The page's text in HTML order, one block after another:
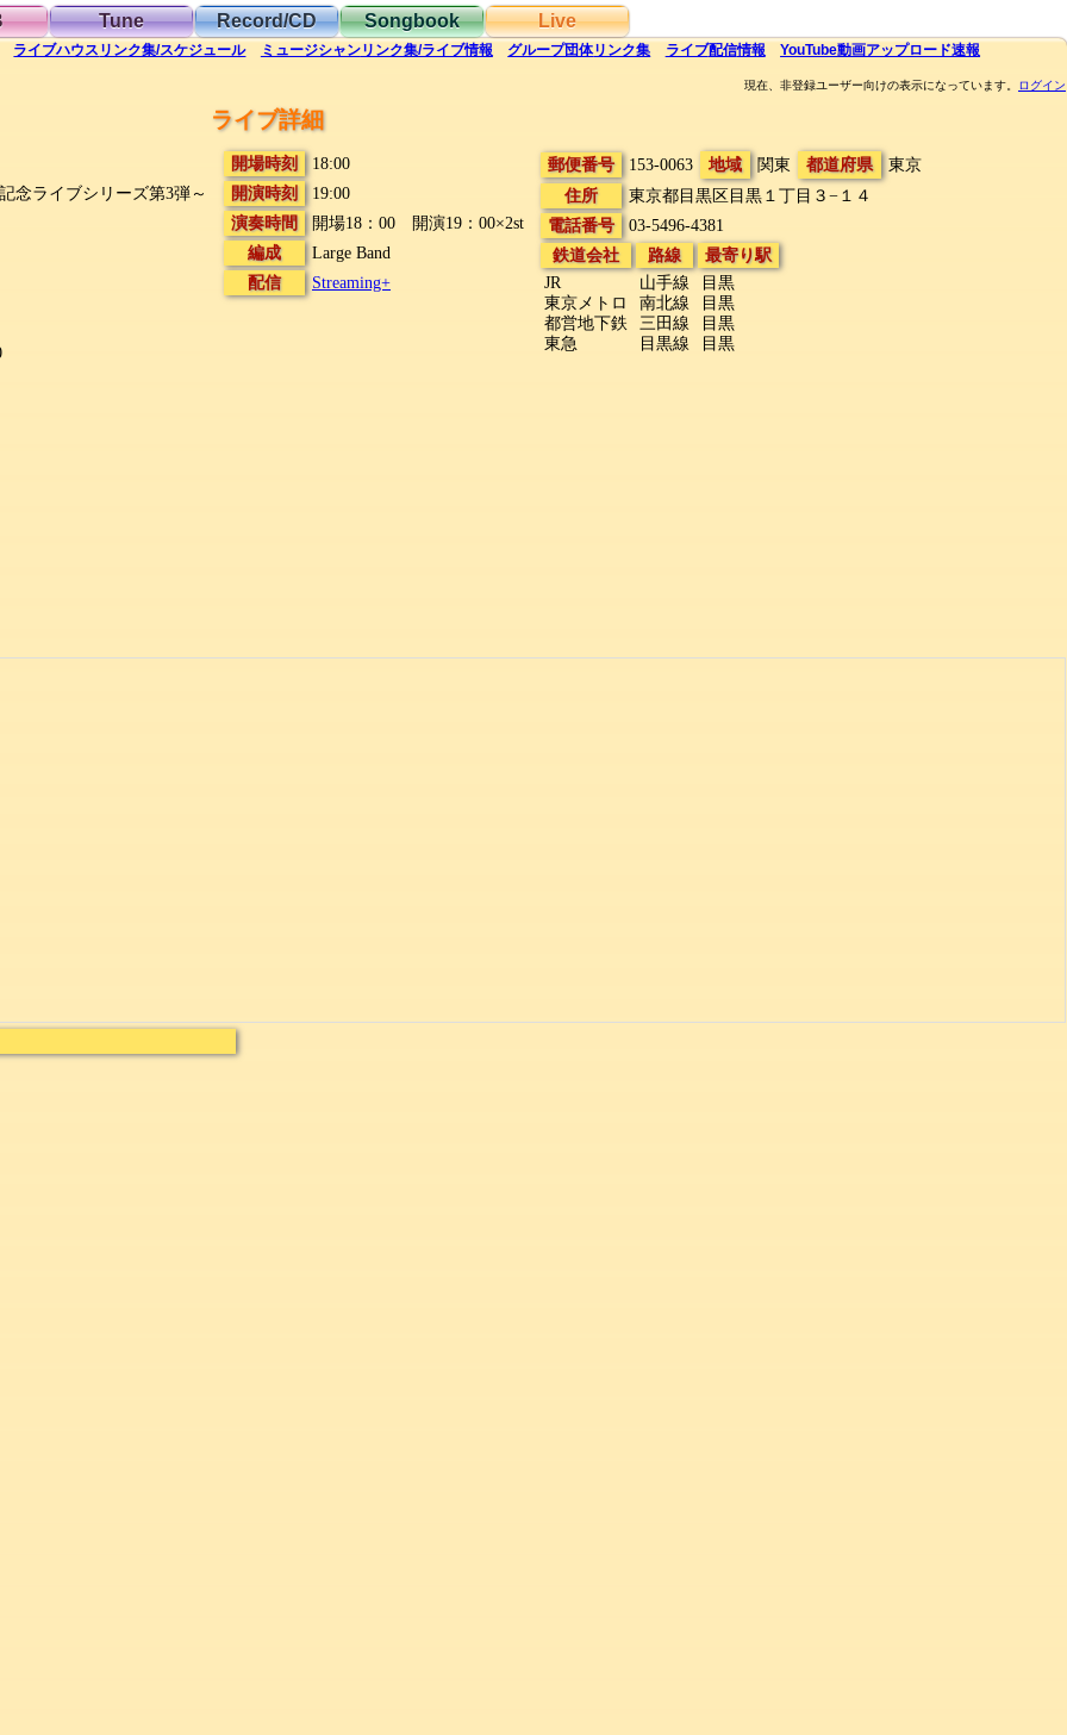
Tune Record/CD Songbook Live
ライブハウス リンク集/スケジュール ミュージシャンリンク集/ライブ情報 グループ団体リンク集 ライブ配信情報 YouTube動画アップロード速報
現在、非登録ユーザー向けの表示になっています。 ログイン
ライブ詳細
念ライブシリーズ第3弾～
開場時刻
18:00
開演時刻
19:00
演奏時間
開場18：00 開演19：00×2st
編成
Large Band
配信
Streaming+
郵便番号 153-0063 地域 関東 都道府県
東京
住所
東京都目黒区目黒１丁目３−１４
電話番号
03-5496-4381
鉄道会社
JR
東京メトロ
都営地下鉄
東急
路線
山手線
南北線
三田線
目黒線
最寄り駅
目黒
目黒
目黒
目黒